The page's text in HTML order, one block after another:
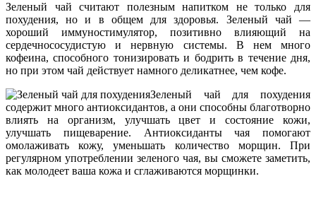
Зеленый чай считают полезным напитком не только для
похудения, но и в общем для здоровья. Зеленый чай —
хороший иммуностимулятор, позитивно влияющий на
сердечнососудистую и нервную системы. В нем много
кофеина, способного тонизировать и бодрить в течение дня,
но при этом чай действует намного деликатнее, чем кофе.
Зеленый чай для похудения
содержит много антиоксидантов, а они способны благотворно
влиять на организм, улучшать цвет и состояние кожи,
улучшать пищеварение. Антиоксиданты чая помогают
омолаживать кожу, уменьшать количество морщин. При
регулярном употреблении зеленого чая, вы сможете заметить,
как молодеет ваша кожа и сглаживаются морщинки.